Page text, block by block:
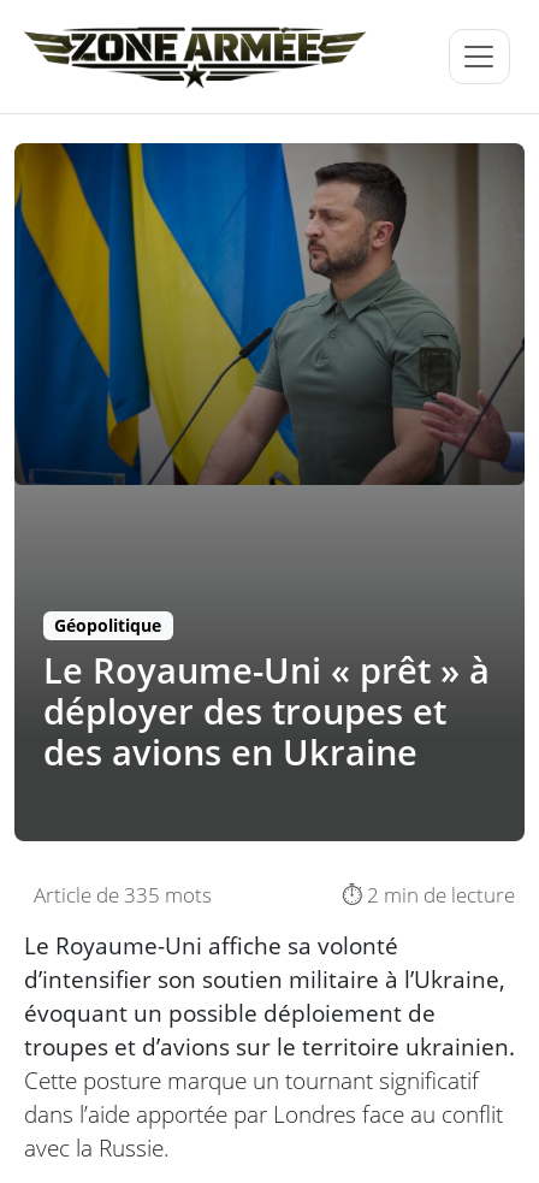
Géopolitique
Le Royaume-Uni « prêt » à
déployer des troupes et
des avions en Ukraine
Article de 335 mots ⏱️ 2 min de lecture
Le Royaume-Uni affiche sa volonté
d’intensifier son soutien militaire à l’Ukraine,
évoquant un possible déploiement de
troupes et d’avions sur le territoire ukrainien.
Cette posture marque un tournant significatif
dans l’aide apportée par Londres face au conflit
avec la Russie.